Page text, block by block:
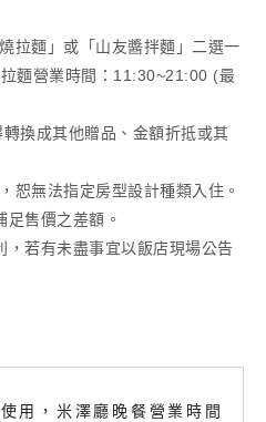
拉麵」或「山友醬拌麵」二選一
麵營業時間：11:30~21:00 (最
換成其他贈品、金額折抵或其
恕無法指定房型設計種類入住。
售價之差額。
，若有未盡事宜以飯店現場公告
用，米澤廳晚餐營業時間